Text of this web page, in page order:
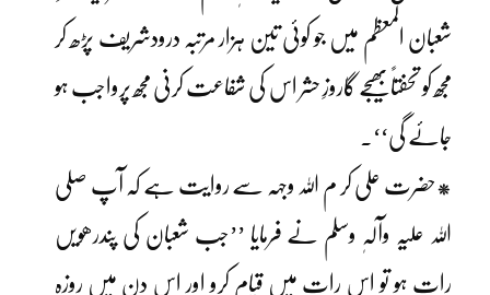
شعبان المعظم میں جو کوئی تین ہزار مرتبہ درودشریف پڑھ کر
مجھ کو تحفتاًبھیجے گاروزِ حشر اس کی شفاعت کرنی مجھ پرواجب ہو
جائے گی‘‘۔
*حضرت علی کر م اللہ وجہہ سے روایت ہے کہ آپ صلی
اللہ علیہ وآلہٖ وسلم نے فرمایا ’’جب شعبان کی پندرھویں
رات ہو تو اس رات میں قیام کرو اور اس دن میں روزہ